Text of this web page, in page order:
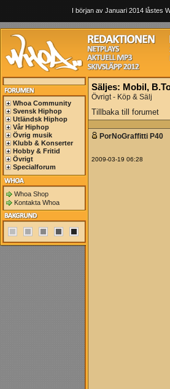
I början av Januari 2014 låstes
Whoa Community
Svensk Hiphop
Utländsk Hiphop
Vår Hiphop
Övrig musik
Klubb & Konserter
Hobby & Fritid
Övrigt
Specialforum
Whoa Shop
Kontakta Whoa
Säljes: Mobil,
Övrigt - Köp & Sälj
Tillbaka till forumet
PorNoGraffitti P40
2009-03-19 06:28